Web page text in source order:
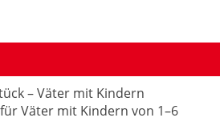
– Väter mit Kindern
Väter mit Kindern von 1–6